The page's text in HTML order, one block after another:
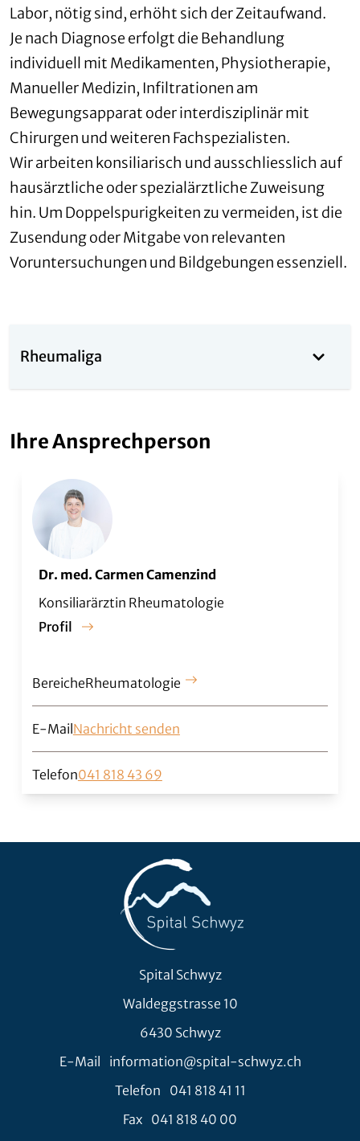
Labor, nötig sind, erhöht sich der Zeitaufwand.
Je nach Diagnose erfolgt die Behandlung
individuell mit Medikamenten, Physiotherapie,
Manueller Medizin, Infiltrationen am
Bewegungsapparat oder interdisziplinär mit
Chirurgen und weiteren Fachspezialisten.
Wir arbeiten konsiliarisch und ausschliesslich auf
hausärztliche oder spezialärztliche Zuweisung
hin. Um Doppelspurigkeiten zu vermeiden, ist die
Zusendung oder Mitgabe von relevanten
Voruntersuchungen und Bildgebungen essenziell.
Rheumaliga
Ihre Ansprechperson
Dr. med. Carmen Camenzind
Konsiliarärztin Rheumatologie
Profil
BereicheRheumatologie
E-Mail Nachricht senden
Telefon041 818 43 69
Spital Schwyz
Waldeggstrasse 10
6430 Schwyz
E-Mail
information@spital-schwyz.ch
Telefon
041 818 41 11
Fax 041 818 40 00